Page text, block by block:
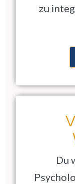
zu
Du